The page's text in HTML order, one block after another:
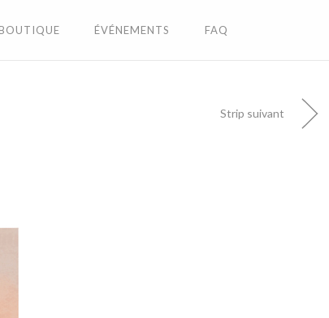
BOUTIQUE ÉVÉNEMENTS FAQ
Strip suivant